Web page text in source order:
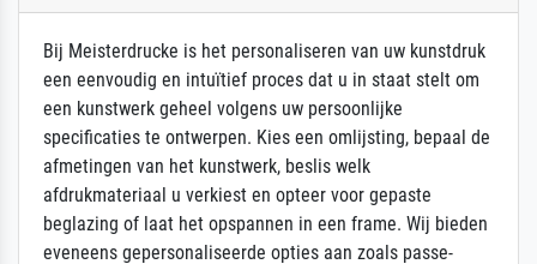
Bij Meisterdrucke is het personaliseren van uw kunstdruk
een eenvoudig en intuïtief proces dat u in staat stelt om
een kunstwerk geheel volgens uw persoonlijke
specificaties te ontwerpen. Kies een omlijsting, bepaal de
afmetingen van het kunstwerk, beslis welk
afdrukmateriaal u verkiest en opteer voor gepaste
beglazing of laat het opspannen in een frame. Wij bieden
eveneens gepersonaliseerde opties aan zoals passe-